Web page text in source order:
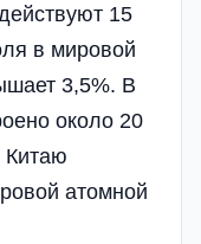
15
в мировой
3,5%. В
около 20
Китаю
атомной